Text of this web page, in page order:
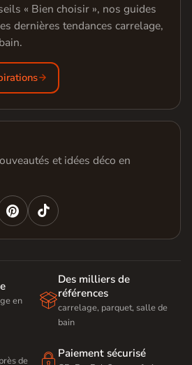
« Bien choisir », nos guides
dernières tendances carrelage,
et idées déco en

en

Des milliers de
références
carrelage, parquet, salle de
bain
de  Paiement sécurisé